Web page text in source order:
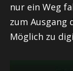
nur ein Weg
zum Ausgang
Möglich zu